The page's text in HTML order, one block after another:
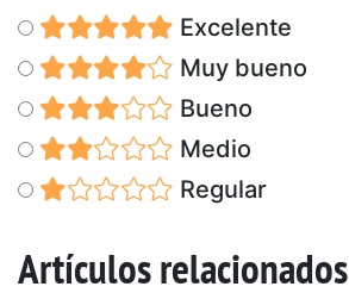
Excelente
Muy bueno
Bueno
Medio
Regular
Artículos relacionados